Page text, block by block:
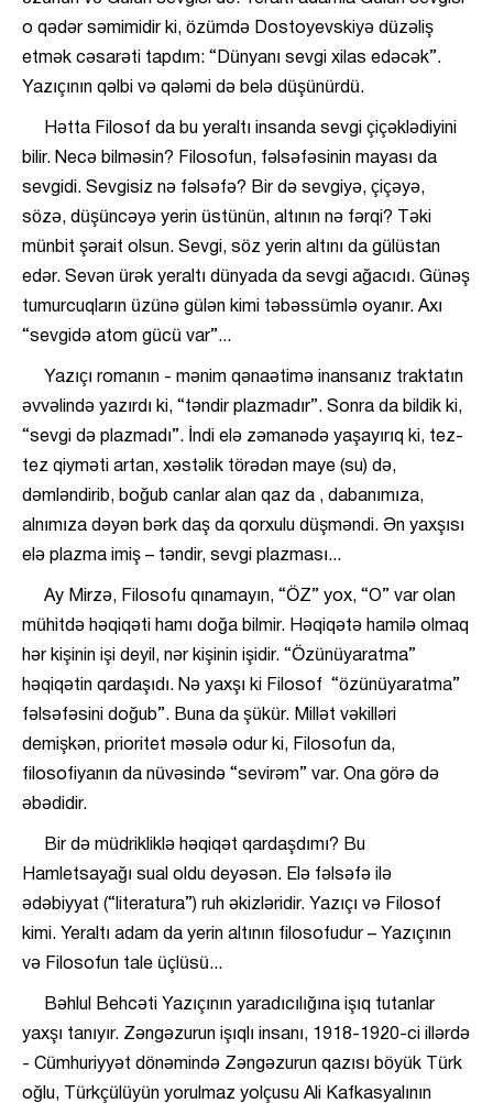
o qədər səmimidir ki, özümdə Dostoyevskiyə düzəliş
etmək cəsarəti tapdım: “Dünyanı sevgi xilas edəcək”.
Yazıçının qəlbi və qələmi də belə düşünürdü.
Hətta Filosof da bu yeraltı insanda sevgi çiçəklədiyini
bilir. Necə bilməsin? Filosofun, fəlsəfəsinin mayası da
sevgidi. Sevgisiz nə fəlsəfə? Bir də sevgiyə, çiçəyə,
sözə, düşüncəyə yerin üstünün, altının nə fərqi? Təki
münbit şərait olsun. Sevgi, söz yerin altını da gülüstan
edər. Sevən ürək yeraltı dünyada da sevgi ağacıdı. Günəş
tumurcuqların üzünə gülən kimi təbəssümlə oyanır. Axı
“sevgidə atom gücü var”...
Yazıçı romanın - mənim qənaətimə inansanız traktatın
əvvəlində yazırdı ki, “təndir plazmadır”. Sonra da bildik ki,
“sevgi də plazmadı”. İndi elə zəmanədə yaşayırıq ki, tez-
tez qiyməti artan, xəstəlik törədən maye (su) də,
dəmləndirib, boğub canlar alan qaz da , dabanımıza,
alnımıza dəyən bərk daş da qorxulu düşməndi. Ən yaxşısı
elə plazma imiş – təndir, sevgi plazması...
Ay Mirzə, Filosofu qınamayın, “ÖZ” yox, “O” var olan
mühitdə həqiqəti hamı doğa bilmir. Həqiqətə hamilə olmaq
hər kişinin işi deyil, nər kişinin işidir. “Özünüyaratma”
həqiqətin qardaşıdı. Nə yaxşı ki Filosof “özünüyaratma”
fəlsəfəsini doğub”. Buna da şükür. Millət vəkilləri
demişkən, prioritet məsələ odur ki, Filosofun da,
filosofiyanın da nüvəsində “sevirəm” var. Ona görə də
əbədidir.
Bir də müdrikliklə həqiqət qardaşdımı? Bu
Hamletsayağı sual oldu deyəsən. Elə fəlsəfə ilə
ədəbiyyat (“literatura”) ruh əkizləridir. Yazıçı və Filosof
kimi. Yeraltı adam da yerin altının filosofudur – Yazıçının
və Filosofun tale üçlüsü...
Bəhlul Behcəti Yazıçının yaradıcılığına işıq tutanlar
yaxşı tanıyır. Zəngəzurun işıqlı insanı, 1918-1920-ci illərdə
- Cümhuriyyət dönəmində Zəngəzurun qazısı böyük Türk
oğlu, Türkçülüyün yorulmaz yolçusu Ali Kafkasyalının